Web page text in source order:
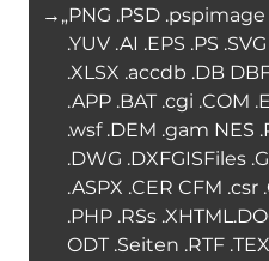
→„PNG .PSD .pspimage
.YUV .AI .EPS .PS
.XLSX .accdb .DB
.APP .BAT .cgi .COM
.wsf .DEM .gam NES
.DWG .DXFGISFiles
.ASPX .CER CFM .csr
.PHP .RSs
ODT .Seiten .RTF